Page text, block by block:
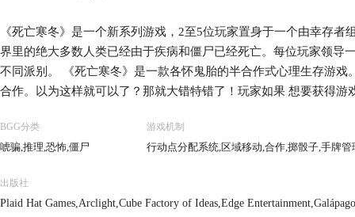
《死亡寒冬》是一个新系列游戏，2至5位玩家置身于一个由幸存
界里的绝大多数人类已经由于疾病和僵尸已经死亡。每位玩家领导
不同派别。 《死亡寒冬》是一款各怀鬼胎的半合作式心理生存游
合作。以为这样就可以了？那就大错特错了！玩家如果 想要获得
影响或一些实际的麻烦。有些秘密目标甚至可能会将主目标的完成
是以破坏其他玩家主目标为己任！因此，游戏最终可能会是一小部
界！这是一个以故事为中心的游戏，在末世寒冬里幸存下来！幸存
解决僵尸危机、找到食物和补给并保证避难所士气的方法。在《死
BGG分类
唬骗,推理,恐怖,僵尸
游戏机制
行动点分配系统,区域移动,合作,掷骰子,手牌
出版社
Plaid Hat Games,Arclight,Cube Factory of Ideas,Edge